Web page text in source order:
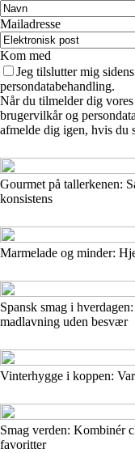
Mailadresse
Kom med
Jeg tilslutter mig
persondatabehandling.
Når du tilmelder dig
brugervilkår og
afmelde dig igen, hvis du
Gourmet på tallerkenen:
konsistens
Marmelade og minder:
Spansk smag i
madlavning uden besvær
Vinterhygge i koppen:
Smag verden: Kombinér
favoritter